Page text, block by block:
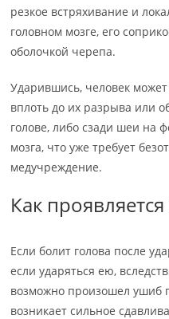
резкое встряхивание и
головном мозге, его
оболочкой черепа.
Ударившись, человек
вплоть до их разрыва или
голове, либо сзади шеи на
мозга, что уже требует
медучреждение.
Как
Если болит голова после
если ударяться ею,
возможно произошел ушиб
возникает сильное